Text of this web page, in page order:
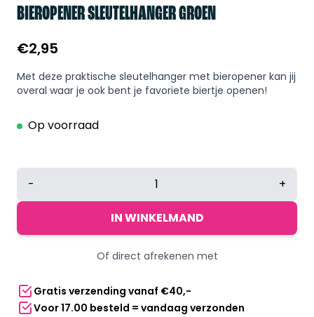
BIEROPENER SLEUTELHANGER GROEN
€2,95
Met deze praktische sleutelhanger met bieropener kan jij
overal waar je ook bent je favoriete biertje openen!
Op voorraad
Bieropener
groen
- +
IN WINKELMAND
Of direct afrekenen met
Gratis verzending vanaf €40,-
Voor 17.00 besteld = vandaag verzonden